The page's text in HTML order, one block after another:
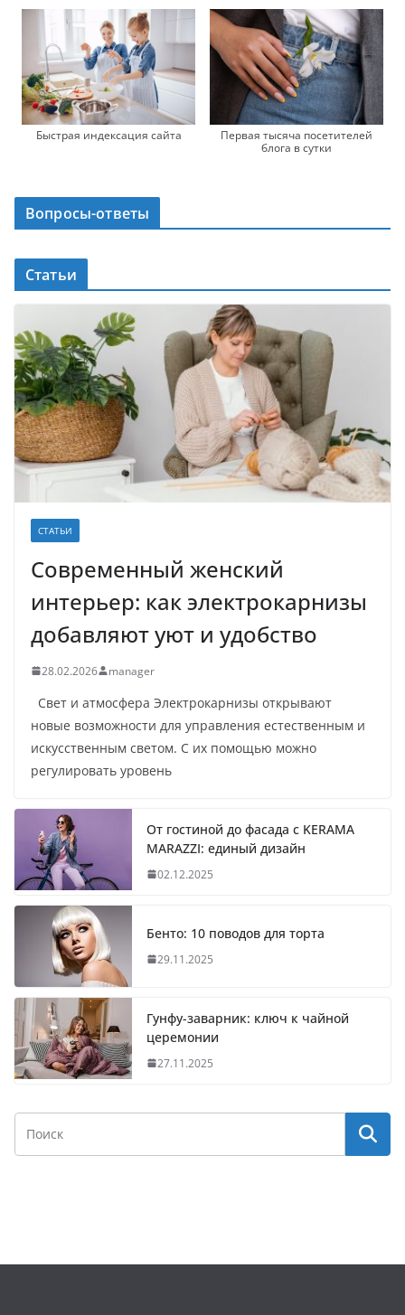
Быстрая индексация сайта
Первая тысяча посетителей
блога в сутки
Вопросы-ответы
Статьи
СТАТЬИ
Современный женский
интерьер: как электрокарнизы
добавляют уют и удобство
28.02.2026 manager
Свет и атмосфера Электрокарнизы открывают
новые возможности для управления естественным и
искусственным светом. С их помощью можно
регулировать уровень
От гостиной до фасада с KERAMA
MARAZZI: единый дизайн
02.12.2025
Бенто: 10 поводов для торта
29.11.2025
Гунфу-заварник: ключ к чайной
церемонии
27.11.2025